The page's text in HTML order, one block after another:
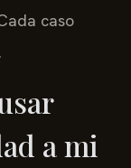
caso
a mi